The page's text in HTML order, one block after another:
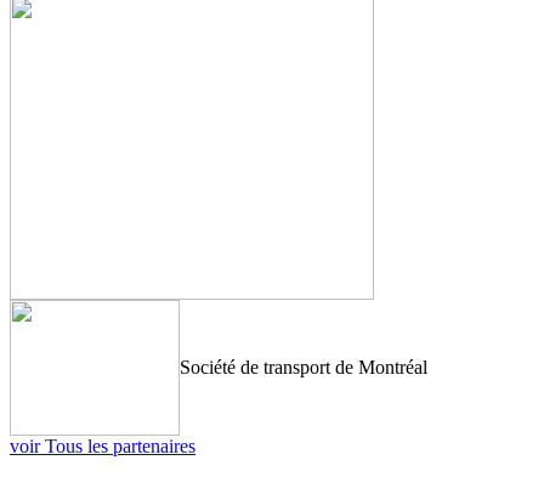
Société de transport de Montréal
voir Tous les partenaires